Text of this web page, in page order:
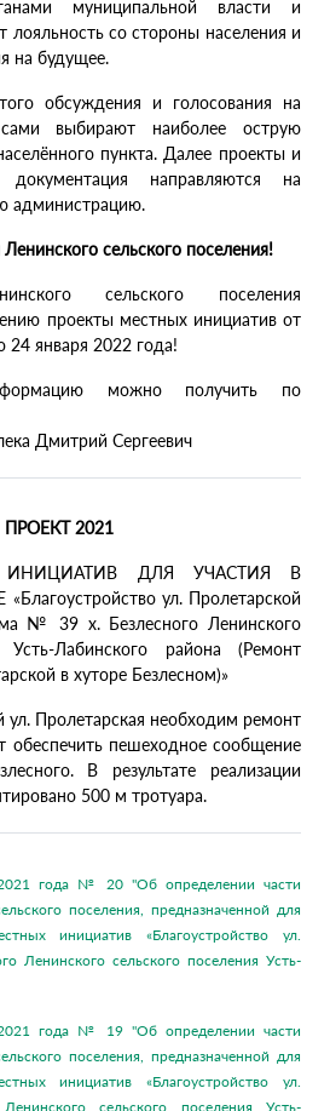
муниципальной власти и
лояльность со стороны населения и
на будущее.
обсуждения и голосования на
выбирают наиболее острую
пункта. Далее проекты и
документация направляются на
администрацию.
сельского поселения!
сельского поселения
проекты местных инициатив от
24 января 2022 года!
можно получить по
Дмитрий Сергеевич
ПРОЕКТ 2021
ИНИЦИАТИВ ДЛЯ УЧАСТИЯ В
ул. Пролетарской
39 х. Безлесного Ленинского
Усть-Лабинского района (Ремонт
в хуторе Безлесном)»
ул. Пролетарская необходим ремонт
обеспечить пешеходное сообщение
В результате реализации
500 м тротуара.
года № 20 "Об определении части
поселения, предназначенной для
инициатив «Благоустройство ул.
Ленинского сельского поселения Усть-
года № 19 "Об определении части
поселения, предназначенной для
инициатив «Благоустройство ул.
сельского поселения Усть-